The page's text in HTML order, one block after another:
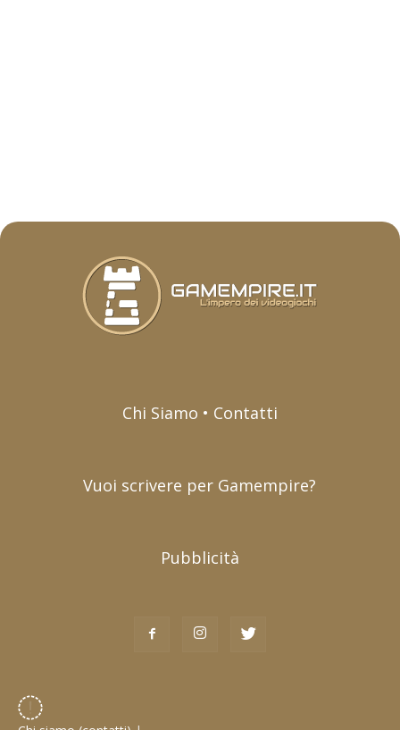
Chi Siamo • Contatti
Vuoi scrivere per Gamempire?
Pubblicità